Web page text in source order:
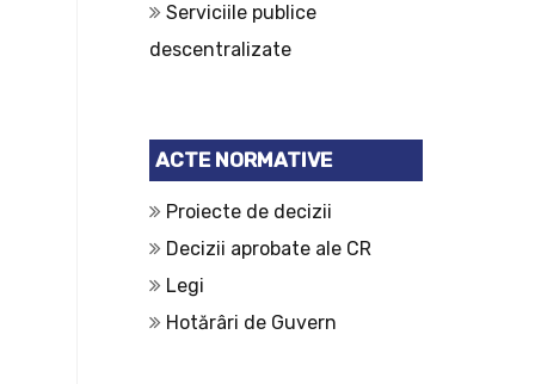
Serviciile publice
descentralizate
ACTE NORMATIVE
Proiecte de decizii
Decizii aprobate ale CR
Legi
Hotărâri de Guvern